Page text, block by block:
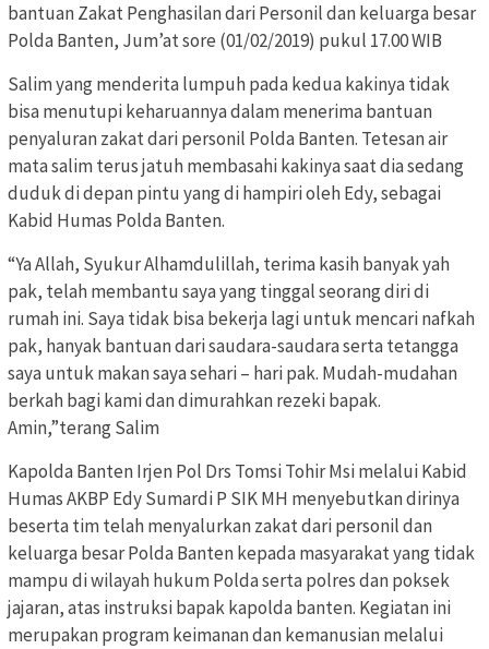
bantuan Zakat Penghasilan dari Personil dan keluarga besar
Polda Banten, Jum’at sore (01/02/2019) pukul 17.00 WIB
Salim yang menderita lumpuh pada kedua kakinya tidak
bisa menutupi keharuannya dalam menerima bantuan
penyaluran zakat dari personil Polda Banten. Tetesan air
mata salim terus jatuh membasahi kakinya saat dia sedang
duduk di depan pintu yang di hampiri oleh Edy, sebagai
Kabid Humas Polda Banten.
“Ya Allah, Syukur Alhamdulillah, terima kasih banyak yah
pak, telah membantu saya yang tinggal seorang diri di
rumah ini. Saya tidak bisa bekerja lagi untuk mencari nafkah
pak, hanyak bantuan dari saudara-saudara serta tetangga
saya untuk makan saya sehari – hari pak. Mudah-mudahan
berkah bagi kami dan dimurahkan rezeki bapak.
Amin,”terang Salim
Kapolda Banten Irjen Pol Drs Tomsi Tohir Msi melalui Kabid
Humas AKBP Edy Sumardi P SIK MH menyebutkan dirinya
beserta tim telah menyalurkan zakat dari personil dan
keluarga besar Polda Banten kepada masyarakat yang tidak
mampu di wilayah hukum Polda serta polres dan poksek
jajaran, atas instruksi bapak kapolda banten. Kegiatan ini
merupakan program keimanan dan kemanusian melalui